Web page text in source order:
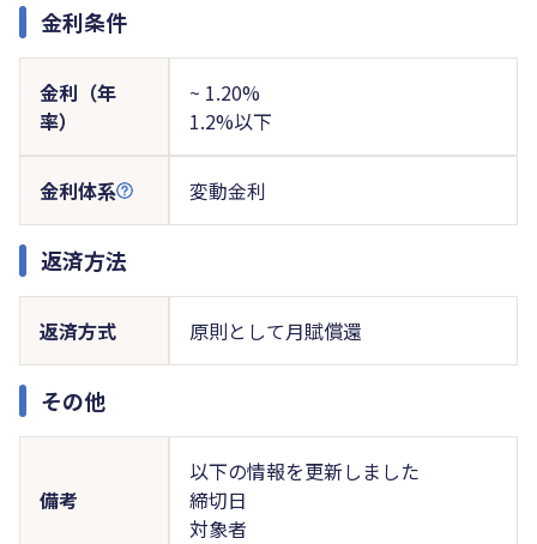
金利条件
金利（年
率）
~ 1.20%
1.2%以下
金利体系 変動金利
返済方法
返済方式 原則として月賦償還
その他
備考
以下の情報を更新しました
締切日
対象者